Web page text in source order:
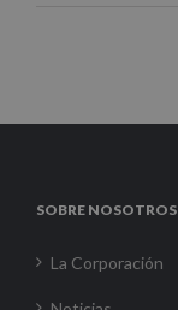
SOBRE NOSOTROS
La Corporación